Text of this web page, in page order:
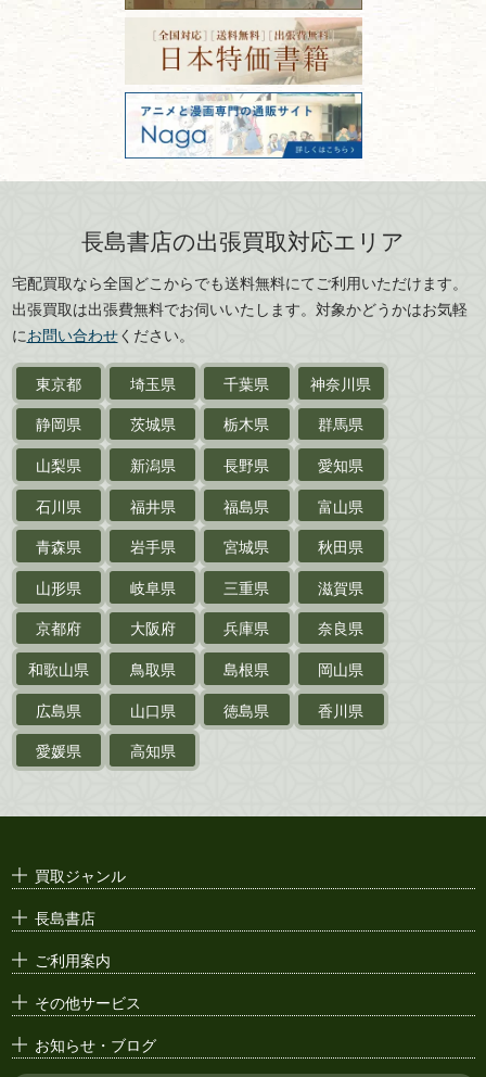
書道具
美術書・アート本・
デザイン本
カメラ・撮影術
版画・リトグラフ・
刀剣・鎧・甲冑
武道書・武術書
近代文学・
サイン色紙
作家草稿・原稿・肉筆物
探偵小説・推理小説
乗物
鉄道・
電車・バス
戦前・戦中の紙物・資料
絵葉書
支那・満洲・朝鮮・
台湾関係古資料
ポスター・チラシ・
価値ある古書を売るポイント
と注意点
宮城県
秋田県
山形県
岐阜県
三重県
滋賀県
京都府
大阪府
兵庫県
奈良県
島根県
岡山県
徳島県
香川県
愛媛県
フリーダイヤル：0120-414-548
電話：03-3512-8115
FAX：03-3512-8116
古物商許可：東京都公安委員会 第
301028901712号
古物商名称：有限会社長島書店
長島書店の出張買取対応エリア
宅配買取なら全国どこからでも送料無料にてご利用いただけます。
出張買取は出張費無料でお伺いいたします。対象かどうかはお気軽
にお問い合わせください。
東京都 埼玉県 千葉県
神奈川県
静岡県
茨城県 栃木県
群馬県
山梨県
新潟県 長野県
愛知県
石川県
福井県 福島県
富山県
青森県
岩手県 宮城県
秋田県
山形県
岐阜県 三重県
滋賀県
京都府
大阪府 兵庫県
奈良県
和歌山県
鳥取県 島根県
岡山県
広島県
山口県 徳島県
香川県
愛媛県
高知県
買取ジャンル
長島書店
ご利用案内
その他サービス
お知らせ・ブログ